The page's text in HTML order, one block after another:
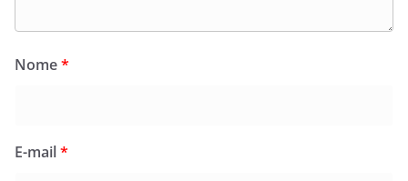
Nome*
E-mail*